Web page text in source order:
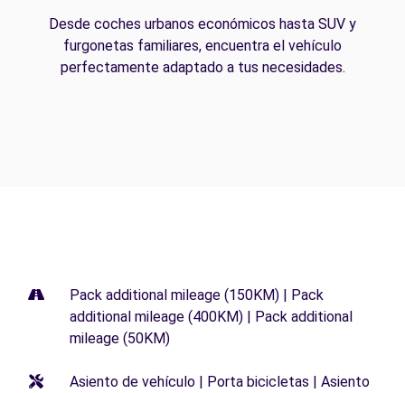
Desde coches urbanos económicos hasta SUV y
furgonetas familiares, encuentra el vehículo
perfectamente adaptado a tus necesidades.
Pack additional mileage (150KM) | Pack
additional mileage (400KM) | Pack additional
mileage (50KM)
Asiento de vehículo | Porta bicicletas | Asiento